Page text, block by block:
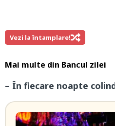
Vezi la întamplare!
Mai multe din Bancul zilei
– În fiecare noapte